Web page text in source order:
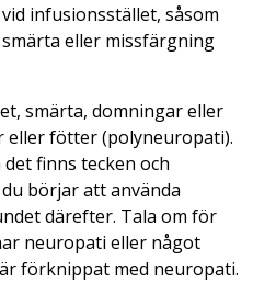
infusionsstället, såsom
eller missfärgning
smärta, domningar eller
eller fötter (polyneuropati).
finns tecken och
börjar att använda
därefter. Tala om för
neuropati eller något
förknippat med neuropati.